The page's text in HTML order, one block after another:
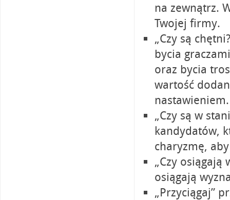
na zewnątrz.
Twojej firmy.
„Czy są
bycia
oraz bycia
wartość
nastawieniem.
„Czy są w
kandydatów,
charyzmę,
„Czy osiągają
osiągają
„Przyciągaj”